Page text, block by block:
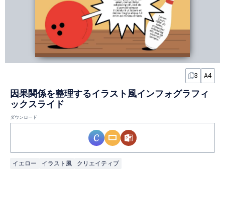
3 A4
因果関係を整理するイラスト風インフォグラフィ
ックスライド
ダウンロード
イエロー イラスト風 クリエイティブ